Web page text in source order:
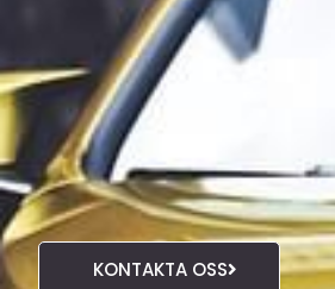
KONTAKTA OSS